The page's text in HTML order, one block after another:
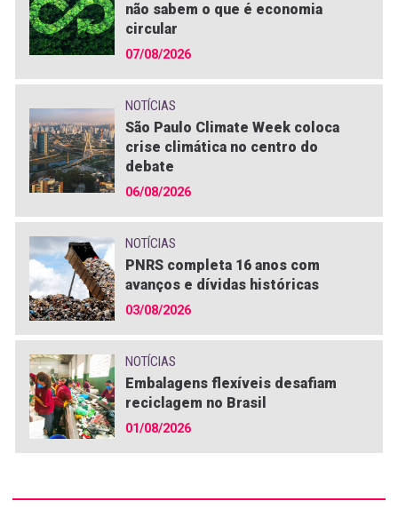
não sabem o que é economia
circular
07/08/2026
NOTÍCIAS
São Paulo Climate Week coloca
crise climática no centro do
debate
06/08/2026
NOTÍCIAS
PNRS completa 16 anos com
avanços e dívidas históricas
03/08/2026
NOTÍCIAS
Embalagens flexíveis desafiam
reciclagem no Brasil
01/08/2026